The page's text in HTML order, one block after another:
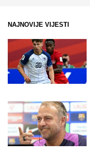
NAJNOVIJE VIJESTI